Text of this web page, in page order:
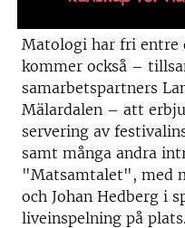
Matologi har fri entre
kommer också –
samarbetspartners
Mälardalen – att
servering av
samt många andra
"Matsamtalet", med
och Johan Hedberg i
liveinspelning på plats.